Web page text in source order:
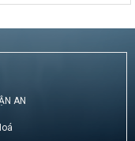
là:
tại
26.000₫.
AN